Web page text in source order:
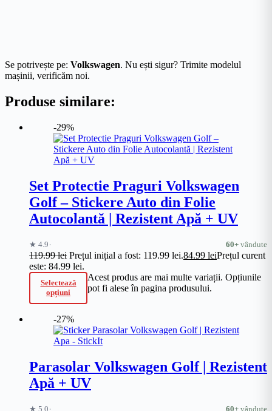
Se potrivește pe: Volkswagen. Nu ești sigur? Trimite modelul
mașinii, verificăm noi.
Produse similare:
-29%
Set Protectie Praguri Volkswagen
Golf – Stickere Auto din Folie
Autocolantă | Rezistent Apă + UV
★ 4.9 · 60+ vândute
119.99lei Prețul inițial a fost: 119.99 lei.84.99 leiPrețul curent
este: 84.99 lei.
Selectează
opțiuni
Acest produs are mai multe variații. Opțiunile
pot fi alese în pagina produsului.
-27%
Parasolar Volkswagen Golf | Rezistent
Apă + UV
★ 5.0 · 60+ vândute